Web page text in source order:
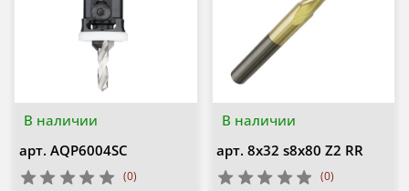
В наличии
арт. AQP6004SC
(0)
В наличии
арт. 8x32 s8x80 Z2 RR
(0)